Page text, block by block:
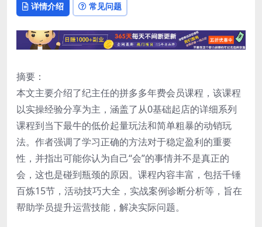
详情介绍 常见问题
摘要：
本文主要介绍了纪主任的拼多多年费会员课程，该课程
以实操经验分享为主，涵盖了从0基础起店的详细系列
课程到当下最牛的低价起量玩法和简单粗暴的动销玩
法。作者强调了学习正确的方法对于稳定盈利的重要
性，并指出可能你认为自己“会”的事情并不是真正的
会，这也是碰到瓶颈的原因。课程内容丰富，包括千锤
百炼15节，活动技巧大全，实战案例诊断分析等，旨在
帮助学员提升运营技能，解决实际问题。